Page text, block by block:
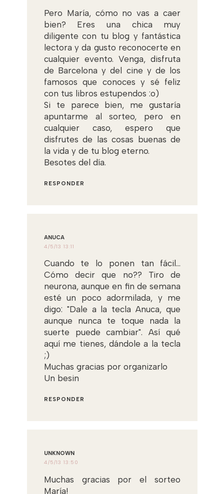
Pero María, cómo no vas a caer
bien? Eres una chica muy
diligente con tu blog y fantástica
lectora y da gusto reconocerte en
cualquier evento. Venga, disfruta
de Barcelona y del cine y de los
famosos que conoces y sé feliz
con tus libros estupendos :o)
Si te parece bien, me gustaría
apuntarme al sorteo, pero en
cualquier caso, espero que
disfrutes de las cosas buenas de
la vida y de tu blog eterno.
Besotes del día.
RESPONDER
ANUCA
4/5/13 13:11
Cuando te lo ponen tan fácil...
Cómo decir que no?? Tiro de
neurona, aunque en fin de semana
esté un poco adormilada, y me
digo: "Dale a la tecla Anuca, que
aunque nunca te toque nada la
suerte puede cambiar". Así qué
aquí me tienes, dándole a la tecla
;)
Muchas gracias por organizarlo
Un besin
RESPONDER
UNKNOWN
4/5/13 13:50
Muchas gracias por el sorteo
María!